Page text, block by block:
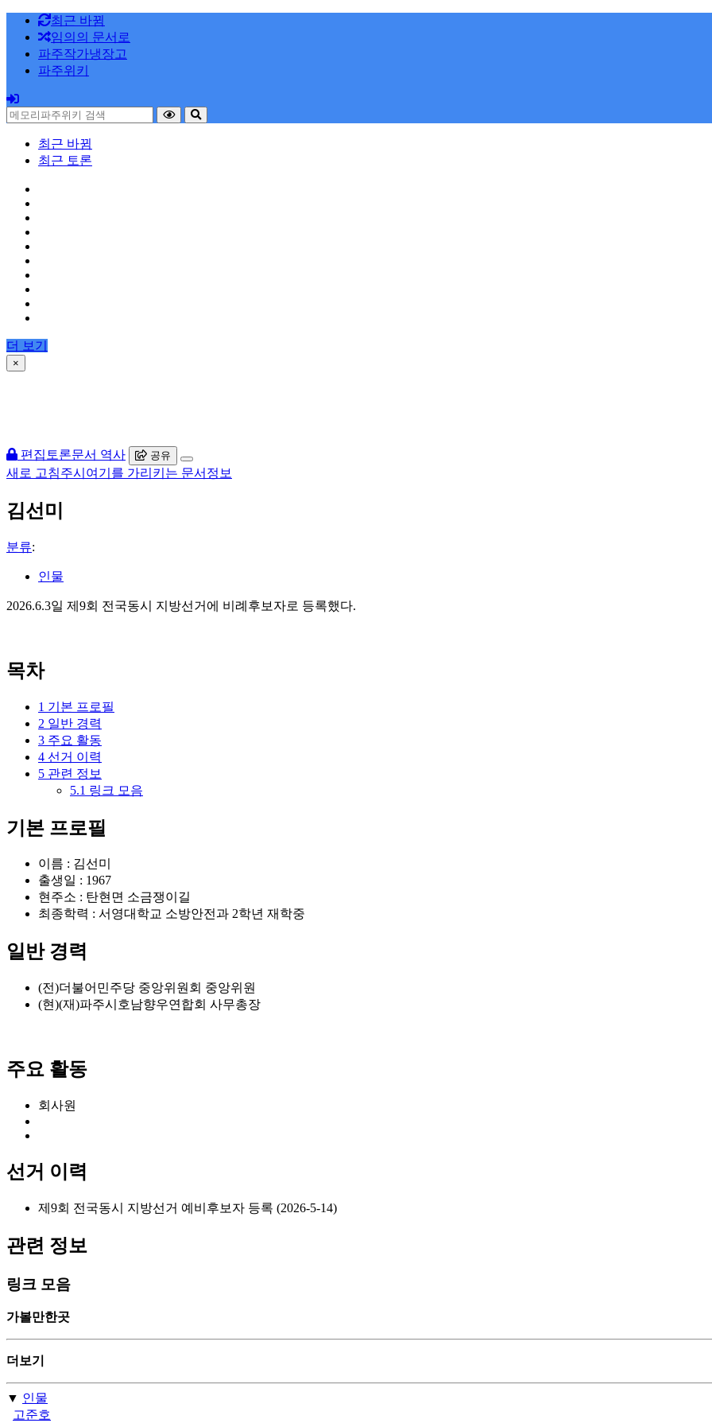
최근 바뀜
임의의 문서로
파주작가냉장고
파주위키
최근 바뀜
최근 토론
더 보기
×
편집 토론문서 역사 공유
새로 고침주시 여기를 가리키는 문서 정보
김선미
분류:
인물
2026.6.3일 제9회 전국동시 지방선거에 비례후보자로 등록했다.
목차
1 기본 프로필
2 일반 경력
3 주요 활동
4 선거 이력
5 관련 정보
5.1 링크 모음
기본 프로필
이름 : 김선미
출생일 : 1967
현주소 : 탄현면 소금쟁이길
최종학력 : 서영대학교 소방안전과 2학년 재학중
일반 경력
(전)더불어민주당 중앙위원회 중앙위원
(현)(재)파주시호남향우연합회 사무총장
주요 활동
회사원
선거 이력
제9회 전국동시 지방선거 예비후보자 등록 (2026-5-14)
관련 정보
링크 모음
가볼만한곳
더보기
▼ 인물
고준호